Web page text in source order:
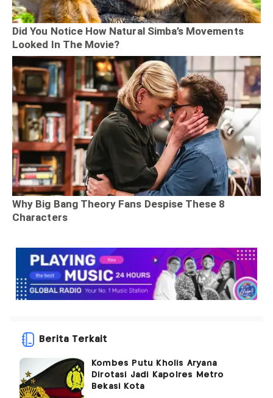
Berita Terkait
Kombes Putu Kholis Aryana
Dirotasi Jadi Kapolres Metro
Bekasi Kota